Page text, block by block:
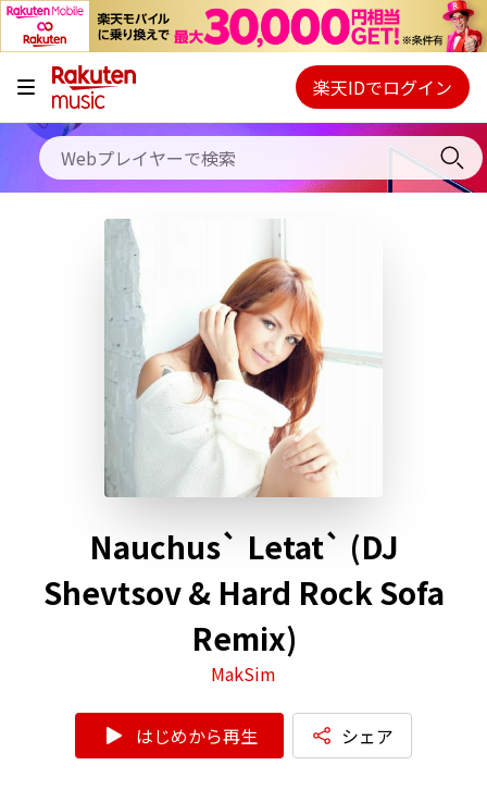
キャンペーン
料金プラン
使い方
初回30日間無料お試し
Webプレイヤー
ご契約内容の確認・変更
楽天IDでログイン
Nauchus` Letat` (DJ
Shevtsov & Hard Rock Sofa
Remix)
MakSim
はじめから再生 シェア